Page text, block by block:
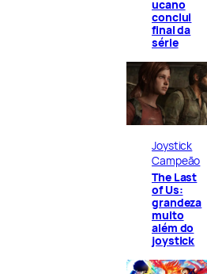
ucano
conclui
final da
série
Joystick
Campeão
The Last
of Us:
grandeza
muito
além do
joystick